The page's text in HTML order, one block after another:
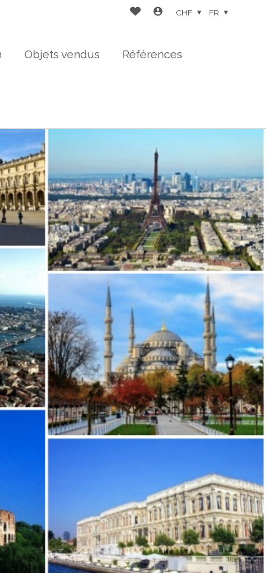
Objets vendus
Références
CHF FR